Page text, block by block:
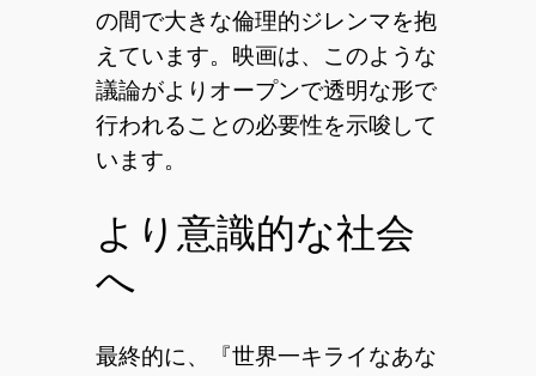
の間で大きな倫理的ジレンマを抱
えています。映画は、このような
議論がよりオープンで透明な形で
行われることの必要性を示唆して
います。
より意識的な社会
へ
最終的に、『世界一キライなあな